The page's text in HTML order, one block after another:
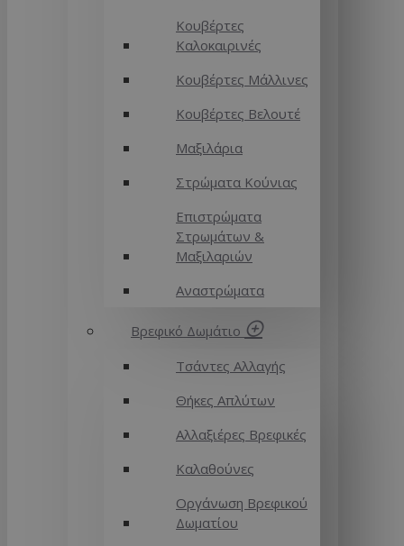
Κουβέρτες
Καλοκαιρινές
Κουβέρτες Μάλλινες
Κουβέρτες Βελουτέ
Μαξιλάρια
Στρώματα Κούνιας
Επιστρώματα
Στρωμάτων &
Μαξιλαριών
Αναστρώματα
Βρεφικό Δωμάτιο
Τσάντες Αλλαγής
Θήκες Απλύτων
Αλλαξιέρες Βρεφικές
Καλαθούνες
Οργάνωση Βρεφικού
Δωματίου